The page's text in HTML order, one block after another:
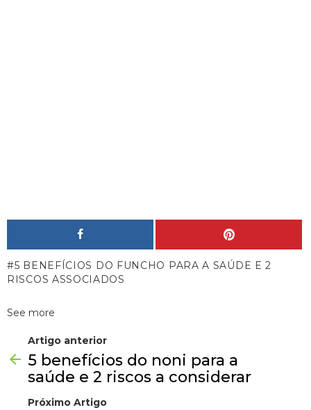
5 BENEFÍCIOS DO FUNCHO PARA A SAÚDE E 2
RISCOS ASSOCIADOS
See more
Artigo anterior
5 benefícios do noni para a
saúde e 2 riscos a considerar
Próximo Artigo